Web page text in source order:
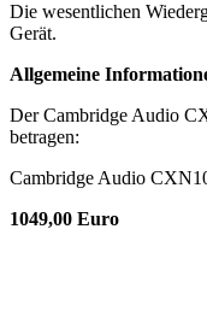
Die wesentlichen
Gerät.
Allgemeine
Der Cambridge Audio
betragen:
Cambridge Audio
1049,00 Euro